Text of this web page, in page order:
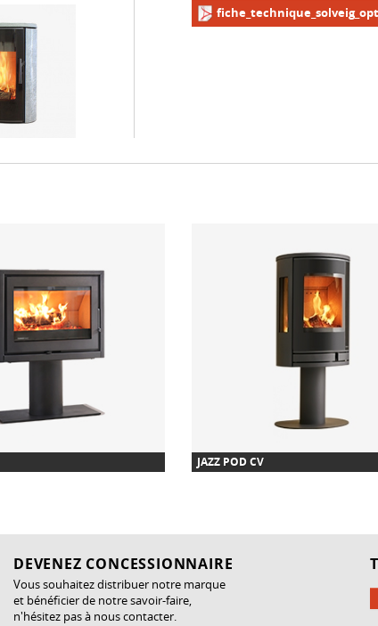
JAZZ POD CV
DEVENEZ CONCESSIONNAIRE
Vous souhaitez distribuer notre marque
et bénéficier de notre savoir-faire,
n'hésitez pas à nous contacter.